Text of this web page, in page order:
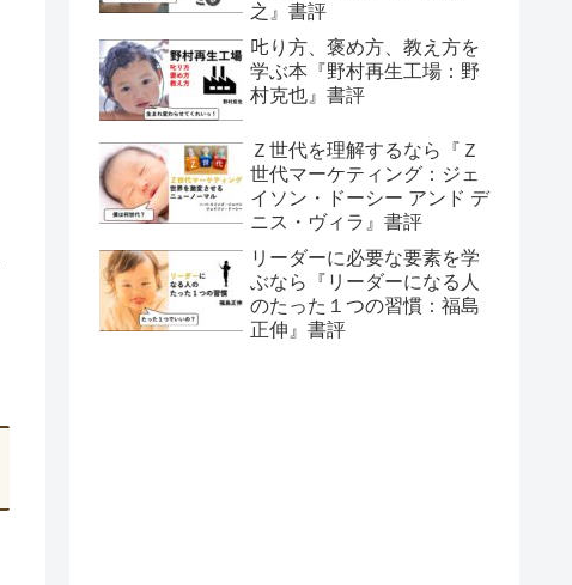
之』書評
𠮟り方、褒め方、教え方を
学ぶ本『野村再生工場：野
村克也』書評
Ｚ世代を理解するなら『Ｚ
世代マーケティング：ジェ
イソン・ドーシー アンド デ
ニス・ヴィラ』書評
リーダーに必要な要素を学
ぶなら『リーダーになる人
のたった１つの習慣：福島
正伸』書評